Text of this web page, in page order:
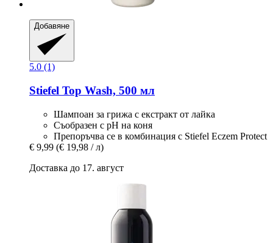
Добавяне
5.0 (1)
Stiefel Top Wash, 500 мл
Шампоан за грижа с екстракт от лайка
Съобразен с pH на коня
Препоръчва се в комбинация с Stiefel Eczem Protect
€ 9,99 (€ 19,98 / л)
Доставка до 17. август